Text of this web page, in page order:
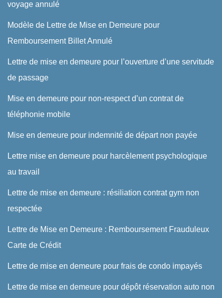
voyage annulé
Modèle de Lettre de Mise en Demeure pour
Remboursement Billet Annulé
Lettre de mise en demeure pour l’ouverture d’une servitude
de passage
Mise en demeure pour non-respect d’un contrat de
téléphonie mobile
Mise en demeure pour indemnité de départ non payée
Lettre mise en demeure pour harcèlement psychologique
au travail
Lettre de mise en demeure : résiliation contrat gym non
respectée
Lettre de Mise en Demeure : Remboursement Frauduleux
Carte de Crédit
Lettre de mise en demeure pour frais de condo impayés
Lettre de mise en demeure pour dépôt réservation auto non